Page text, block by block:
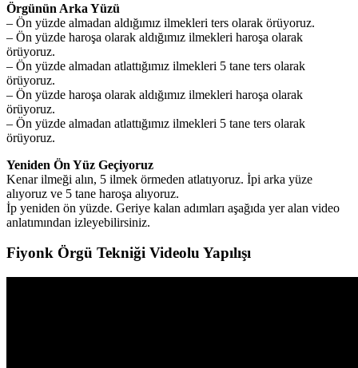
Örgünün Arka Yüzü
– Ön yüzde almadan aldığımız ilmekleri ters olarak örüyoruz.
– Ön yüzde haroşa olarak aldığımız ilmekleri haroşa olarak
örüyoruz.
– Ön yüzde almadan atlattığımız ilmekleri 5 tane ters olarak
örüyoruz.
– Ön yüzde haroşa olarak aldığımız ilmekleri haroşa olarak
örüyoruz.
– Ön yüzde almadan atlattığımız ilmekleri 5 tane ters olarak
örüyoruz.
Yeniden Ön Yüz Geçiyoruz
Kenar ilmeği alın, 5 ilmek örmeden atlatıyoruz. İpi arka yüze
alıyoruz ve 5 tane haroşa alıyoruz.
İp yeniden ön yüzde. Geriye kalan adımları aşağıda yer alan video
anlatımından izleyebilirsiniz.
Fiyonk Örgü Tekniği Videolu Yapılışı